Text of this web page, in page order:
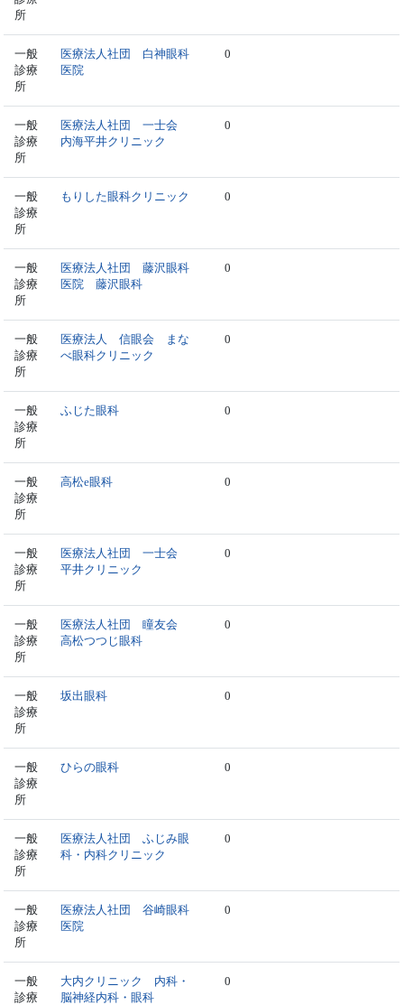
所
一般
診療
所
医療法人社団 白神眼科
医院
0
一般
診療
所
医療法人社団 一士会
内海平井クリニック
0
一般
診療
所
もりした眼科クリニック 0
一般
診療
所
医療法人社団 藤沢眼科
医院 藤沢眼科
0
一般
診療
所
医療法人 信眼会 まな
べ眼科クリニック
0
一般
診療
所
ふじた眼科 0
一般
診療
所
高松e眼科 0
一般
診療
所
医療法人社団 一士会
平井クリニック
0
一般
診療
所
医療法人社団 瞳友会
高松つつじ眼科
0
一般
診療
所
坂出眼科 0
一般
診療
所
ひらの眼科 0
一般
診療
所
医療法人社団 ふじみ眼
科・内科クリニック
0
一般
診療
所
医療法人社団 谷崎眼科
医院
0
一般
診療
大内クリニック 内科・
脳神経内科・眼科
0